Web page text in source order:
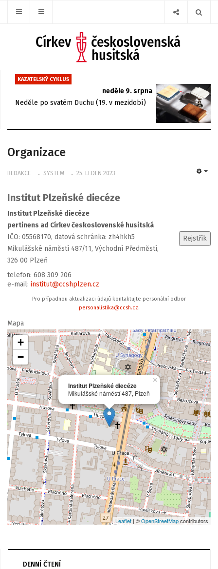
KAZATELSKÝ CYKLUS
neděle 9. srpna
Neděle po svatém Duchu (19. v mezidobí)
Organizace
REDAKCE SYSTEM 25. LEDEN 2023
Institut Plzeňské diecéze
Institut Plzeňské diecéze
pertinens ad Církev československé husitská
IČO: 05568170, datová schránka: zh4hkh5
Mikulášské náměstí 487/11, Východní Předměstí,
326 00 Plzeň
telefon: 608 309 206
e-mail: institut@ccshplzen.cz
Pro případnou aktualizaci údajů kontaktujte personální odbor
personalistika@ccsh.cz.
Mapa
Institut Plzeňské diecéze
Mikulášské náměstí 487, Plzeň
×
+
−
Leaflet | ©OpenStreetMapcontributors
DENNÍ ČTENÍ